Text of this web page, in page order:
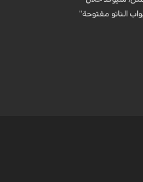
الناتو مفتوحة"